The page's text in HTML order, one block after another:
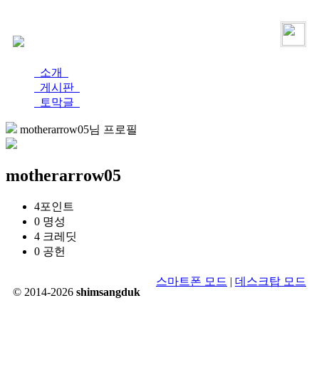
소개
게시판
토막글
motherarrow05님 프로필
motherarrow05
4포인트
0 명성
4 크레딧
0 공헌
© 2014-2026 shimsangduk
스마트폰 모드 | 데스크탑 모드